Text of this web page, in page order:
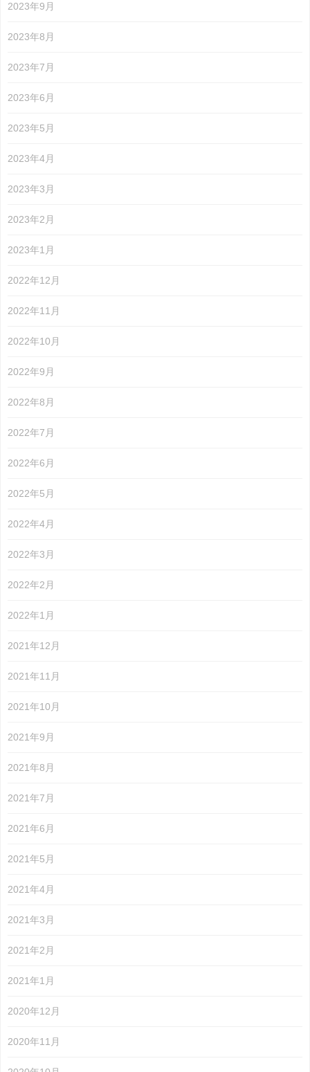
2023年9月
2023年8月
2023年7月
2023年6月
2023年5月
2023年4月
2023年3月
2023年2月
2023年1月
2022年12月
2022年11月
2022年10月
2022年9月
2022年8月
2022年7月
2022年6月
2022年5月
2022年4月
2022年3月
2022年2月
2022年1月
2021年12月
2021年11月
2021年10月
2021年9月
2021年8月
2021年7月
2021年6月
2021年5月
2021年4月
2021年3月
2021年2月
2021年1月
2020年12月
2020年11月